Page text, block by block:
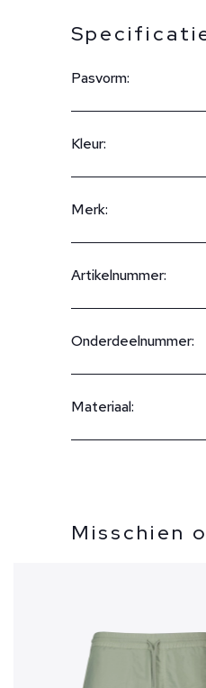
Pasvorm:
Kleur:
Merk:
Artikelnummer:
Onderdeelnummer:
Materiaal:
Misschien